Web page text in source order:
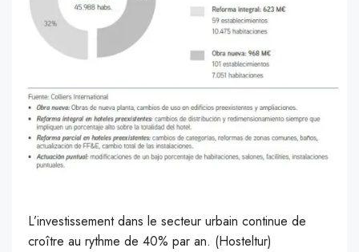
L’investissement dans le secteur urbain continue de
croître au rythme de 40% par an. (Hosteltur)